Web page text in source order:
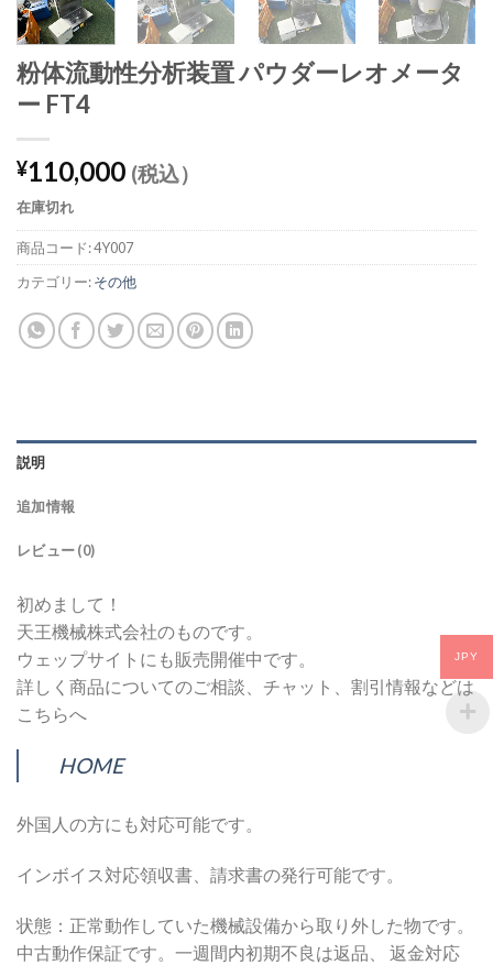
粉体流動性分析装置 パウダーレオメータ
ー FT4
¥110,000 (税込）
在庫切れ
商品コード:4Y007
カテゴリー:その他
説明
追加情報
レビュー (0)
初めまして！
天王機械株式会社のものです。
ウェップサイトにも販売開催中です。
詳しく商品についてのご相談、チャット、割引情報などは
こちらへ
HOME
外国人の方にも対応可能です。
インボイス対応領収書、請求書の発行可能です。
状態：正常動作していた機械設備から取り外した物です。
中古動作保証です。一週間内初期不良は返品、 返金対応
JPY